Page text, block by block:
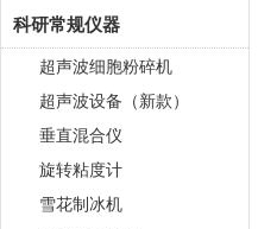
科研常规仪器
超声波细胞粉碎机
超声波设备（新款）
垂直混合仪
旋转粘度计
雪花制冰机